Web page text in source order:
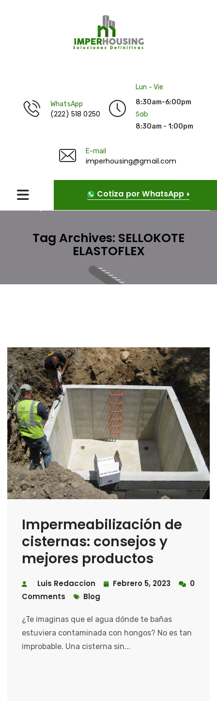
WhatsApp
(222) 518 0250
Lun - Vie
8:30am-6:00pm
Sab
8:30am - 1:00pm
E-mail
imperhousing@gmail.com
Cotiza por WhatsApp
Tag Archives: SELLOKOTE
ELASTOFLEX
Impermeabilización de
cisternas: consejos y
mejores productos
Luis Redaccion Febrero 5, 2023
0
Comments
Blog
¿Te imaginas que el agua dónde te bañas
estuviera contaminada con hongos? No es tan
improbable. Una cisterna sin...